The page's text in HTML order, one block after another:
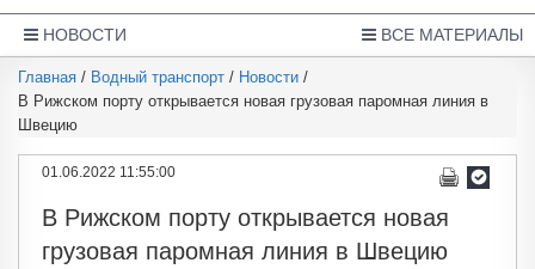
ВСЕ МАТЕРИАЛЫ
НОВОСТИ
Главная / Водный транспорт / Новости /
В Рижском порту открывается новая грузовая паромная линия в
Швецию
01.06.2022 11:55:00
В Рижском порту открывается новая
грузовая паромная линия в Швецию